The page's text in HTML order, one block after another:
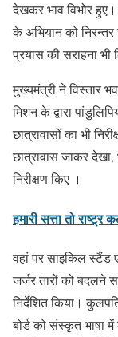
देखकर भाव विभोर
के अभियान को निरन्तर
प्रयास की सराहना भी
मुख्यमंत्री ने विस्तार
मिशन के द्वारा
छात्रावासों का भी
छात्रावास जाकर
निरीक्षण किए ।
हमारी सत्ता तो
वहां पर साइकिल स्टैंड
जर्जर तारों को बदलने
निर्देशित किया।
बोर्ड को संस्कृत भाषा